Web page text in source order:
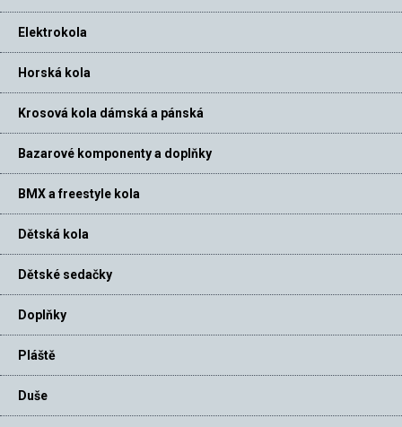
Elektrokola
Horská kola
Krosová kola dámská a pánská
Bazarové komponenty a doplňky
BMX a freestyle kola
Dětská kola
Dětské sedačky
Doplňky
Pláště
Duše